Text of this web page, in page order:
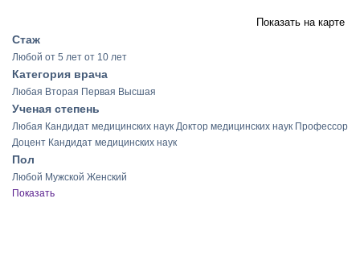
Показать на карте
Стаж
Любой от 5 лет от 10 лет
Категория врача
Любая Вторая Первая Высшая
Ученая степень
Любая Кандидат медицинских наук Доктор медицинских наук Профессор
Доцент Кандидат медицинских наук
Пол
Любой Мужской Женский
Показать